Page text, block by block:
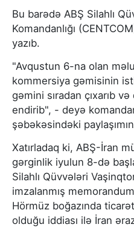
Bu barədə ABŞ Silahlı
Komandanlığı
yazıb.
"Avqustun 6-na olan
kommersiya gəmisinin
gəmini sıradan çıxarıb
endirib", - deyə
şəbəkəsindəki
Xatırladaq ki, ABŞ-İran
gərginlik iyulun 8-də
Silahlı Qüvvələri
imzalanmış
Hörmüz boğazında
olduğu iddiası ilə İran